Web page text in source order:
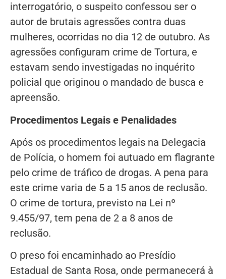
interrogatório, o suspeito confessou ser o
autor de brutais agressões contra duas
mulheres, ocorridas no dia 12 de outubro. As
agressões configuram crime de Tortura, e
estavam sendo investigadas no inquérito
policial que originou o mandado de busca e
apreensão.
Procedimentos Legais e Penalidades
Após os procedimentos legais na Delegacia
de Polícia, o homem foi autuado em flagrante
pelo crime de tráfico de drogas. A pena para
este crime varia de 5 a 15 anos de reclusão.
O crime de tortura, previsto na Lei nº
9.455/97, tem pena de 2 a 8 anos de
reclusão.
O preso foi encaminhado ao Presídio
Estadual de Santa Rosa, onde permanecerá à